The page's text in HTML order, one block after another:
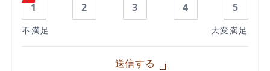
1 2 3 4 5
不満足 大変満足
送信する